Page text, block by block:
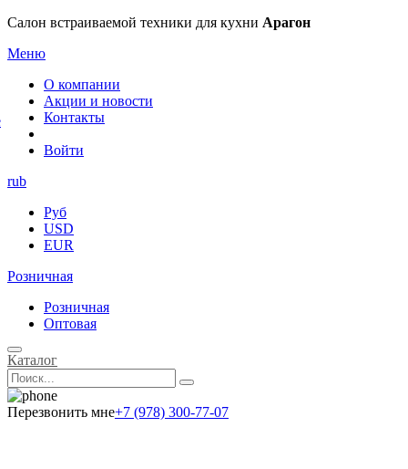
Салон встраиваемой техники для кухни Арагон
Меню
О компании
Акции и новости
Контакты
Войти
rub
Руб
USD
EUR
Розничная
Розничная
Оптовая
Каталог
Перезвонить мне+7 (978) 300-77-07